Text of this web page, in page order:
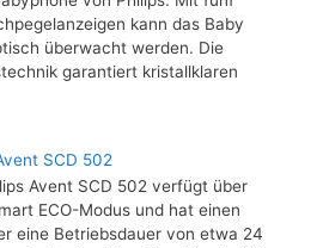
kann das Baby
überwacht werden. Die
garantiert kristallklaren
SCD 502
Avent SCD 502 verfügt über
ECO-Modus und hat einen
eine Betriebsdauer von etwa 24